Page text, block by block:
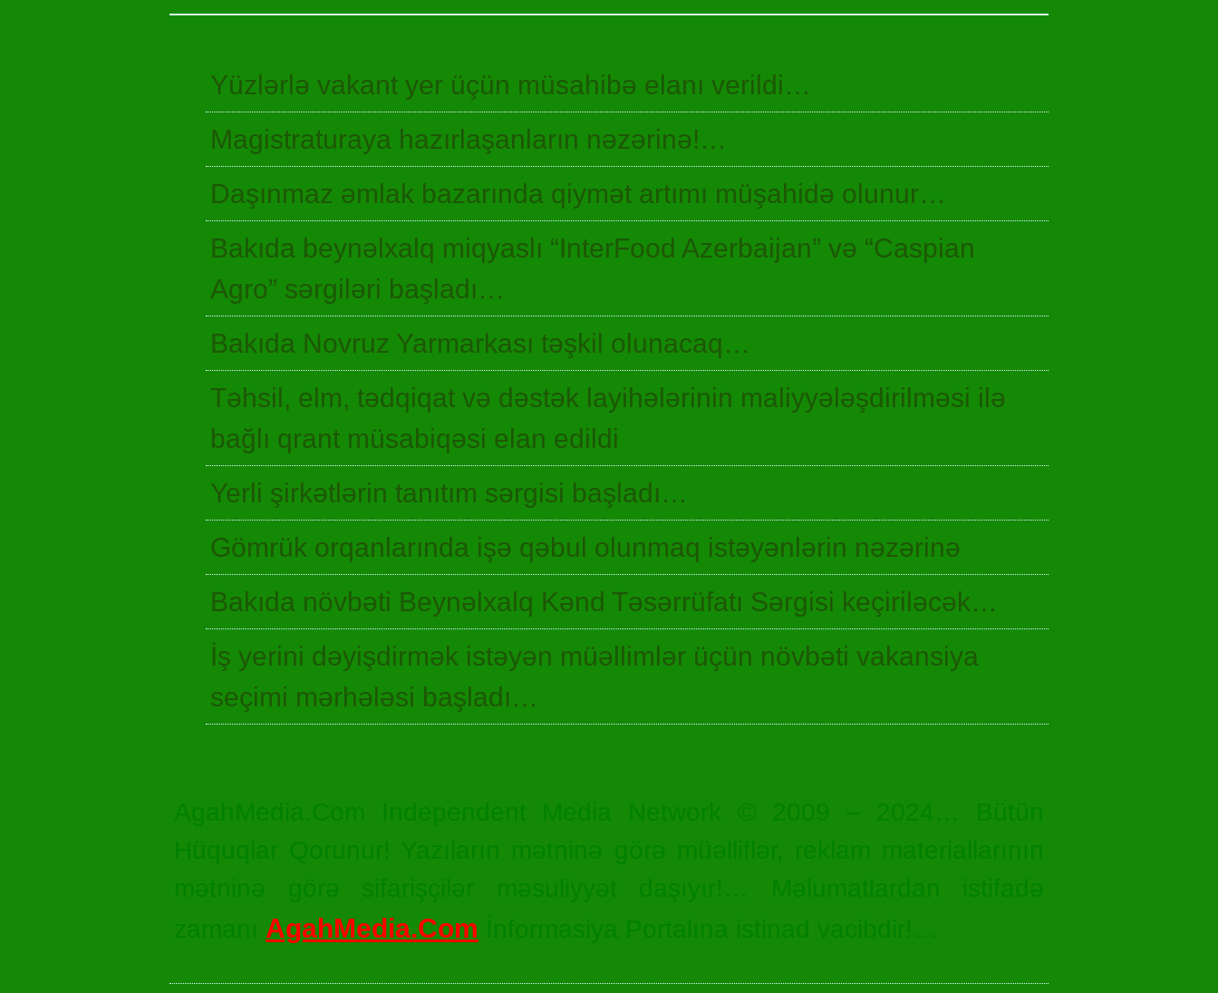
Yüzlərlə vakant yer üçün müsahibə elanı verildi…
Magistraturaya hazırlaşanların nəzərinə!…
Daşınmaz əmlak bazarında qiymət artımı müşahidə olunur…
Bakıda beynəlxalq miqyaslı “InterFood Azerbaijan” və “Caspian
Agro” sərgiləri başladı…
Bakıda Novruz Yarmarkası təşkil olunacaq…
Təhsil, elm, tədqiqat və dəstək layihələrinin maliyyələşdirilməsi ilə
bağlı qrant müsabiqəsi elan edildi
Yerli şirkətlərin tanıtım sərgisi başladı…
Gömrük orqanlarında işə qəbul olunmaq istəyənlərin nəzərinə
Bakıda növbəti Beynəlxalq Kənd Təsərrüfatı Sərgisi keçiriləcək…
İş yerini dəyişdirmək istəyən müəllimlər üçün növbəti vakansiya
seçimi mərhələsi başladı…
AgahMedia.Com